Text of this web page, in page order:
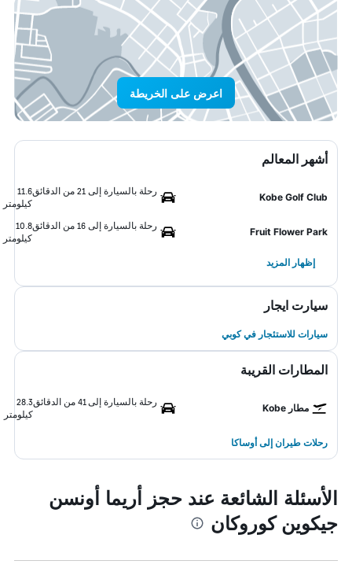
اعرض على الخريطة
أشهر المعالم
Kobe Golf Club
رحلة بالسيارة إلى 21 من الدقائق
11.6
كيلومتر
Fruit Flower Park
رحلة بالسيارة إلى 16 من الدقائق
10.8
كيلومتر
إظهار المزيد
سيارت ايجار
سيارات للاستئجار في كوبي
المطارات القريبة
مطار Kobe
رحلة بالسيارة إلى 41 من الدقائق
28.3
كيلومتر
رحلات طيران إلى أوساكا
الأسئلة الشائعة عند حجز أريما أونسن
جيكوين كوروكان